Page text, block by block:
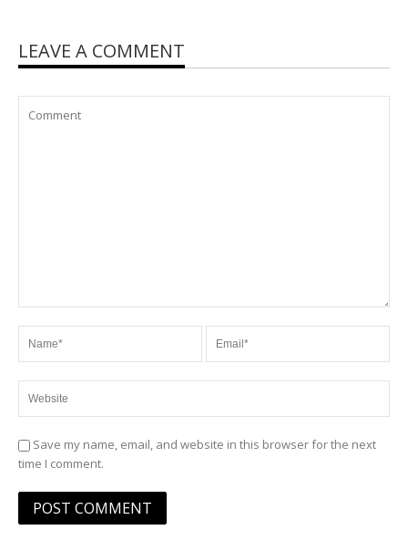
LEAVE A COMMENT
Save my name, email, and website in this browser for the next
time I comment.